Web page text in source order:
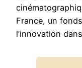
France, un
l’innovation